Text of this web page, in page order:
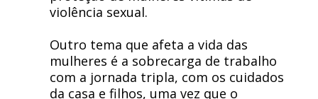
violência sexual.
Outro tema que afeta a vida das
mulheres é a sobrecarga de trabalho
com a jornada tripla, com os cuidados
da casa e filhos, uma vez que o